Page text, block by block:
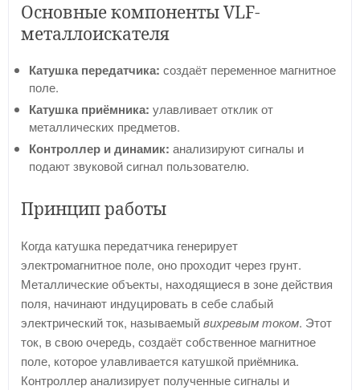
Основные компоненты VLF-
металлоискателя
Катушка передатчика: создаёт переменное магнитное
поле.
Катушка приёмника: улавливает отклик от
металлических предметов.
Контроллер и динамик: анализируют сигналы и
подают звуковой сигнал пользователю.
Принцип работы
Когда катушка передатчика генерирует
электромагнитное поле, оно проходит через грунт.
Металлические объекты, находящиеся в зоне действия
поля, начинают индуцировать в себе слабый
электрический ток, называемыйвихревым током. Этот
ток, в свою очередь, создаёт собственное магнитное
поле, которое улавливается катушкой приёмника.
Контроллер анализирует полученные сигналы и